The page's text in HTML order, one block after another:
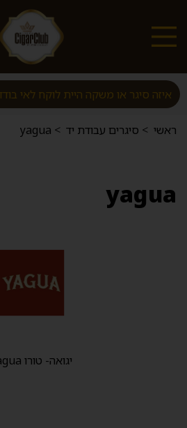
ראשי > סיגרים עבודת יד >
yagua
yagua
יגואה- טורו Yagua